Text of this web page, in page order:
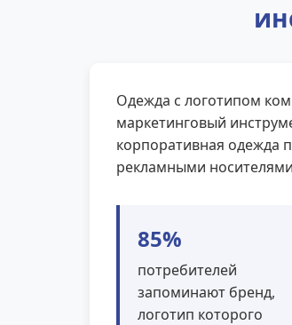
Одежда с логотипом
маркетинговый
корпоративная одежда
рекламными
85%
потребителей
запоминают бренд,
логотип которого